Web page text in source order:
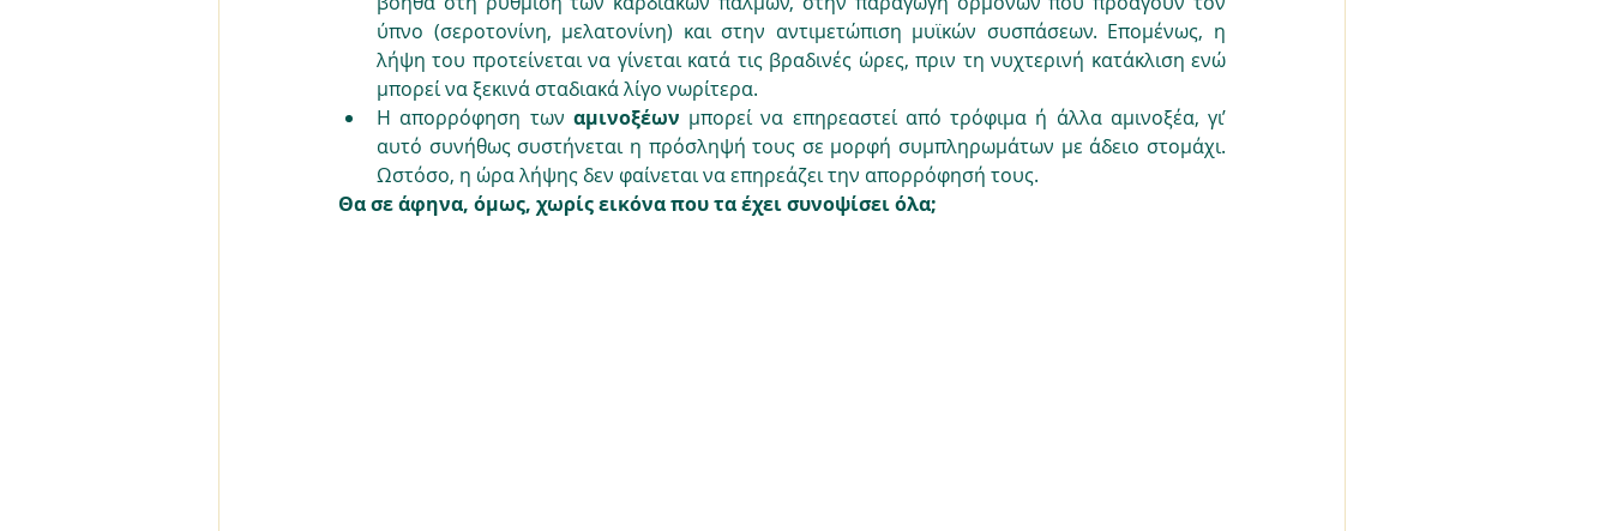
ύπνο (σεροτονίνη, μελατονίνη) και στην αντιμετώπιση μυϊκών συσπάσεων. Επομένως, η
λήψη του προτείνεται να γίνεται κατά τις βραδινές ώρες, πριν τη νυχτερινή κατάκλιση ενώ
μπορεί να ξεκινά σταδιακά λίγο νωρίτερα.
Η απορρόφηση των αμινοξέων μπορεί να επηρεαστεί από τρόφιμα ή άλλα αμινοξέα, γι’
αυτό συνήθως συστήνεται η πρόσληψή τους σε μορφή συμπληρωμάτων με άδειο στομάχι.
Ωστόσο, η ώρα λήψης δεν φαίνεται να επηρεάζει την απορρόφησή τους.
Θα σε άφηνα, όμως, χωρίς εικόνα που τα έχει συνοψίσει όλα;